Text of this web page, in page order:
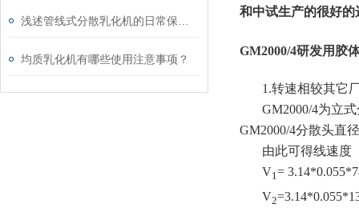
均质乳化机有哪些使用注意事项？
和中试生产的很好的
GM2000/4研发用胶
1.转速相较其它
GM2000/4为立
GM2000/4分散头直
由此可得线速度
V1=
V2